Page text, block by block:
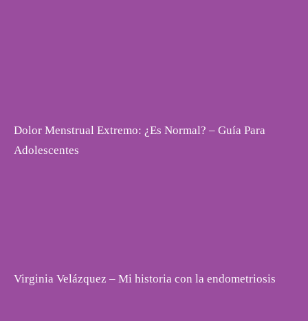
Dolor Menstrual Extremo: ¿Es Normal? – Guía Para
Adolescentes
Virginia Velázquez – Mi historia con la endometriosis